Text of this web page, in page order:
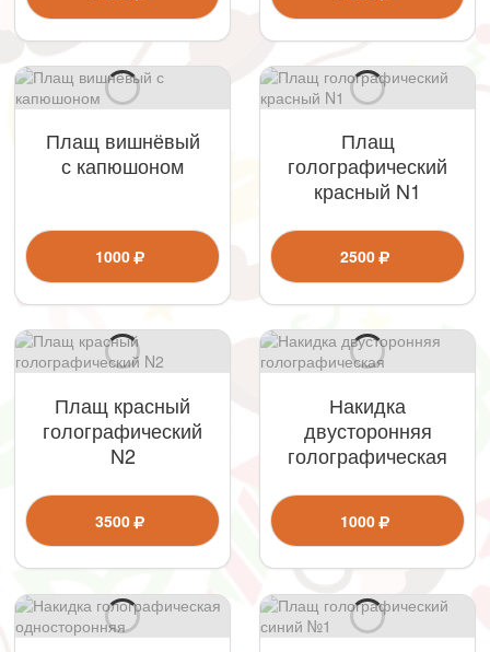
Плащ вишнёвый
с капюшоном
1000
Плащ
голографический
красный N1
2500
Плащ красный
голографический
N2
3500
Накидка
двусторонняя
голографическая
1000